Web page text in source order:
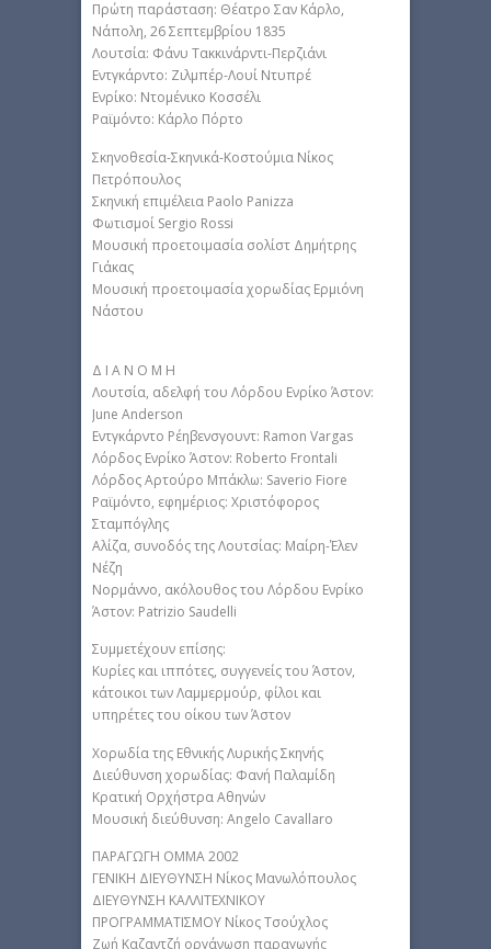
Πρώτη παράσταση: Θέατρο Σαν Κάρλο,
Νάπολη, 26 Σεπτεμβρίου 1835
Λουτσία: Φάνυ Τακκινάρντι-Περζιάνι
Εντγκάρντο: Ζιλμπέρ-Λουί Ντυπρέ
Ενρίκο: Ντομένικο Κοσσέλι
Ραϊμόντο: Κάρλο Πόρτο
Σκηνοθεσία-Σκηνικά-Κοστούμια Νίκος
Πετρόπουλος
Σκηνική επιμέλεια Paolo Panizza
Φωτισμοί Sergio Rossi
Μουσική προετοιμασία σολίστ Δημήτρης
Γιάκας
Μουσική προετοιμασία χορωδίας Ερμιόνη
Νάστου
Δ Ι Α Ν Ο Μ Η
Λουτσία, αδελφή του Λόρδου Ενρίκο Άστον:
June Anderson
Εντγκάρντο Ρέηβενσγουντ: Ramon Vargas
Λόρδος Ενρίκο Άστον: Roberto Frontali
Λόρδος Αρτούρο Μπάκλω: Saverio Fiore
Ραϊμόντο, εφημέριος: Χριστόφορος
Σταμπόγλης
Αλίζα, συνοδός της Λουτσίας: Μαίρη-Έλεν
Νέζη
Νορμάννο, ακόλουθος του Λόρδου Ενρίκο
Άστον: Patrizio Saudelli
Συμμετέχουν επίσης:
Κυρίες και ιππότες, συγγενείς του Άστον,
κάτοικοι των Λαμμερμούρ, φίλοι και
υπηρέτες του οίκου των Άστον
Χορωδία της Εθνικής Λυρικής Σκηνής
Διεύθυνση χορωδίας: Φανή Παλαμίδη
Κρατική Ορχήστρα Αθηνών
Μουσική διεύθυνση: Angelo Cavallaro
ΠΑΡΑΓΩΓΗ ΟΜΜΑ 2002
ΓΕΝΙΚΗ ΔΙΕΥΘΥΝΣΗ Νίκος Μανωλόπουλος
ΔΙΕΥΘΥΝΣΗ ΚΑΛΛΙΤΕΧΝΙΚΟΥ
ΠΡΟΓΡΑΜΜΑΤΙΣΜΟΥ Νίκος Τσούχλος
Ζωή Καζαντζή οργάνωση παραγωγής